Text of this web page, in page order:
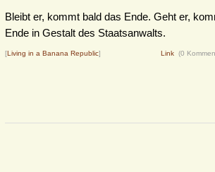
Bleibt er, kommt bald das Ende. Geht er,
Ende in Gestalt des Staatsanwalts.
[Living in a Banana Republic] Link (0